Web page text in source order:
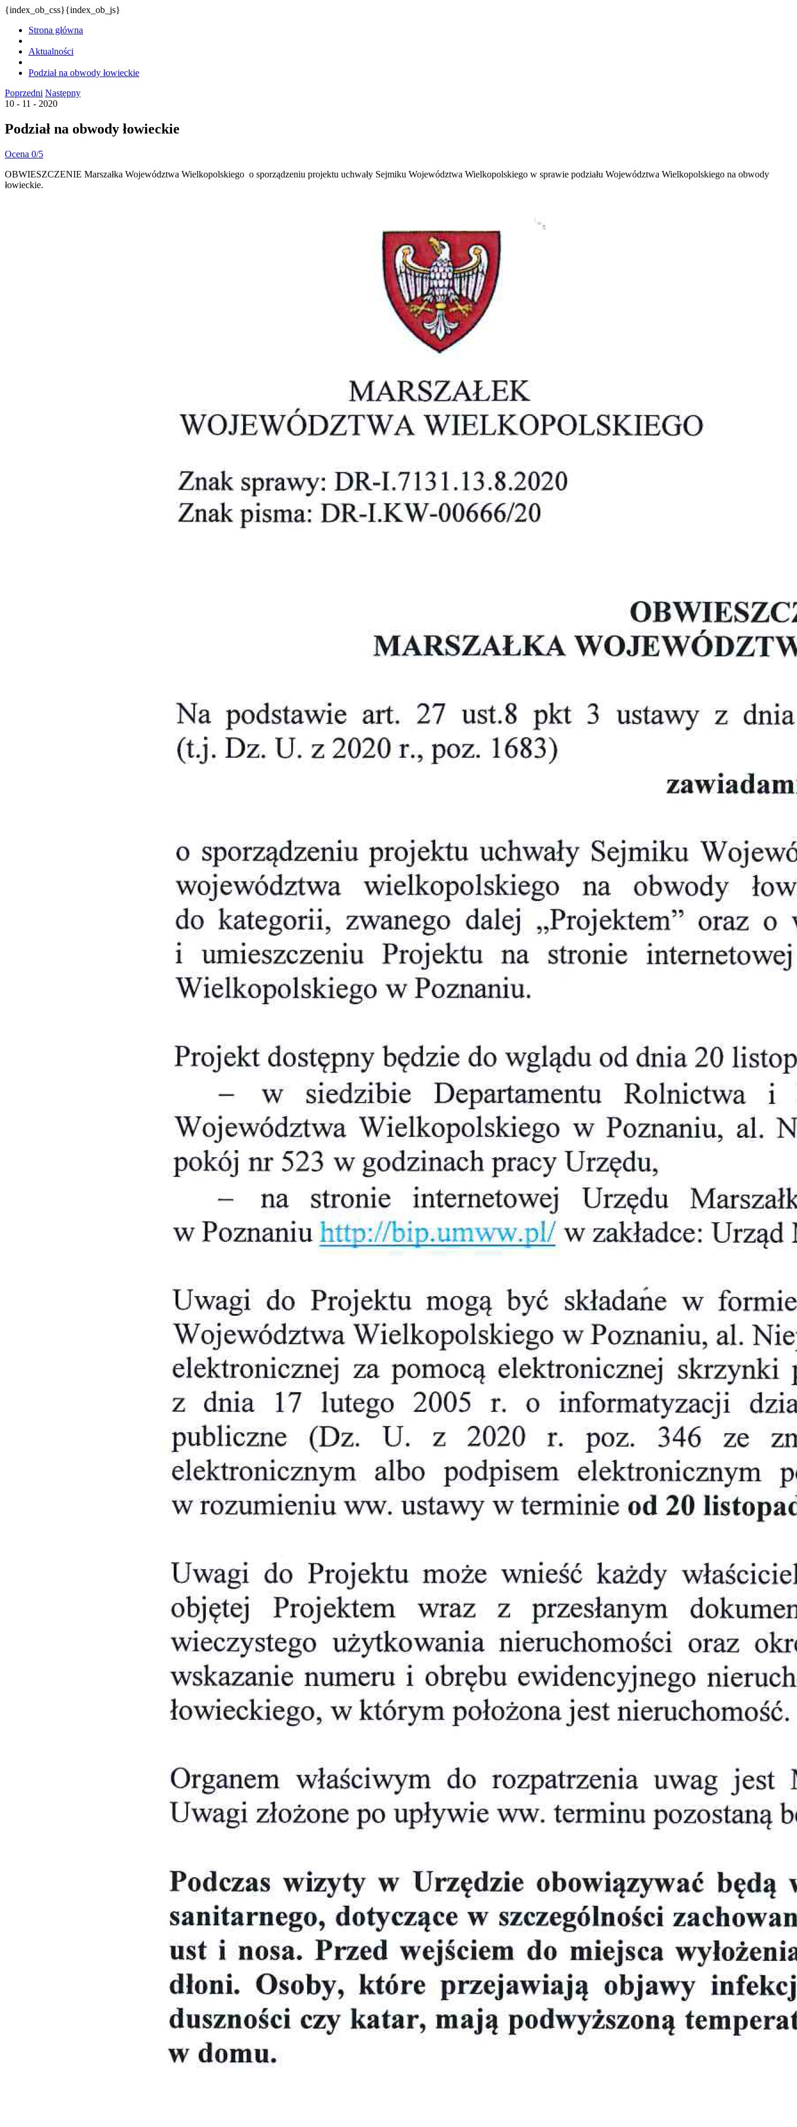
{index_ob_css}{index_ob_js}
Strona główna
Aktualności
Podział na obwody łowieckie
Poprzedni Następny
10 - 11 - 2020
Podział na obwody łowieckie
Ocena 0/5
OBWIESZCZENIE Marszałka Województwa Wielkopolskiego o sporządzeniu projektu uchwały Sejmiku Województwa Wielkopolskiego w sprawie podziału Województwa Wielkopolskiego na obwody
łowieckie.